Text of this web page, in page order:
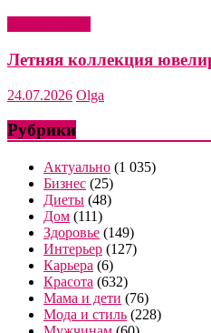
Летняя коллекция
24.07.2026 Olga
Рубрики
Актуально (1 035)
Бизнес (25)
Диеты (48)
Дом (111)
Здоровье (149)
Интерьер (127)
Карьера (6)
Красота (632)
Мама и дети (76)
Мода и стиль (228)